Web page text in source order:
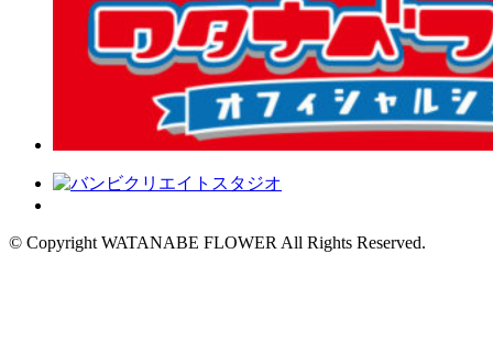
© Copyright WATANABE FLOWER All Rights Reserved.